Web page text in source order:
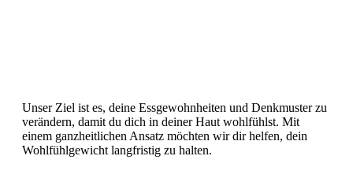
Unser Ziel ist es, deine Essgewohnheiten und Denkmuster zu
verändern, damit du dich in deiner Haut wohlfühlst. Mit
einem ganzheitlichen Ansatz möchten wir dir helfen, dein
Wohlfühlgewicht langfristig zu halten.